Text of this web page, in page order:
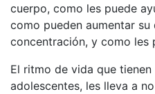
cuerpo, como les puede
como pueden aumentar
concentración, y como les
El ritmo de vida que
adolescentes, les lleva a